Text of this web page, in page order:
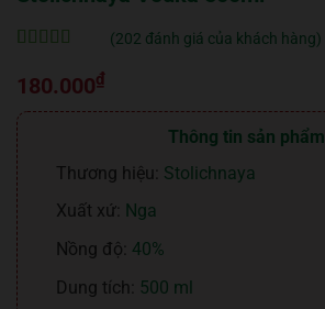
trênđánh
giá
(202 đánh giá của khách hàng)
180.000₫
Thông tin sản phẩm
Thương hiệu: Stolichnaya
Xuất xứ: Nga
Nồng độ: 40%
Dung tích: 500 ml